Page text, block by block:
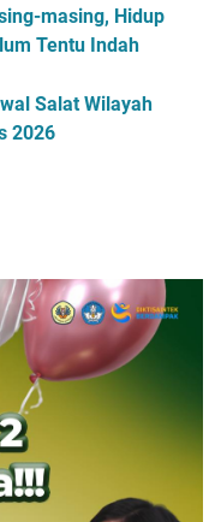
masing, Hidup
Tentu Indah
Salat Wilayah
2026